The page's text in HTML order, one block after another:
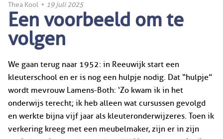
Thea Kool • 19 juli 2025
Een voorbeeld om te
volgen
We gaan terug naar 1952: in Reeuwijk start een
kleuterschool en er is nog een hulpje nodig. Dat “hulpje”
wordt mevrouw Lamens-Both: ‘Zo kwam ik in het
onderwijs terecht; ik heb alleen wat cursussen gevolgd
en werkte bijna vijf jaar als kleuteronderwijzeres. Toen ik
verkering kreeg met een meubelmaker, zijn er in zijn